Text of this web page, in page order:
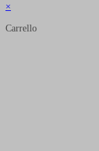
×
Carrello